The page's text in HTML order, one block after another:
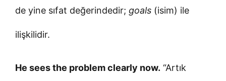
de yine sıfat değerindedir; goals (isim) ile
ilişkilidir.
He sees the problem clearly now. “Artık